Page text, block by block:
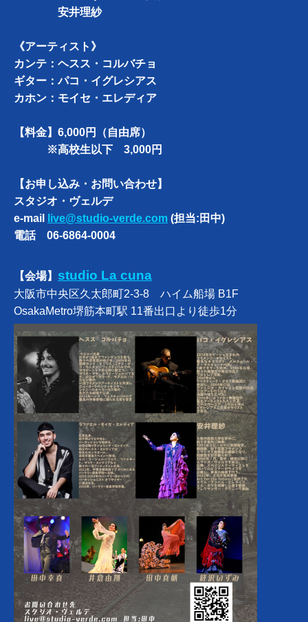
安井理紗
《アーティスト》
カンテ：ヘスス・コルバチョ
ギター：パコ・イグレシアス
カホン：モイセ・エレディア
【料金】6,000円（自由席）
※高校生以下 3,000円
【お申し込み・お問い合わせ】
スタジオ・ヴェルデ
e-mail
live@studio-verde.com (担当:田中)
電話 06-6864-0004
【会場】 studio La cuna
大阪市中央区久太郎町2-3-8 ハイム船場 B1F
OsakaMetro堺筋本町駅 11番出口より徒歩1分